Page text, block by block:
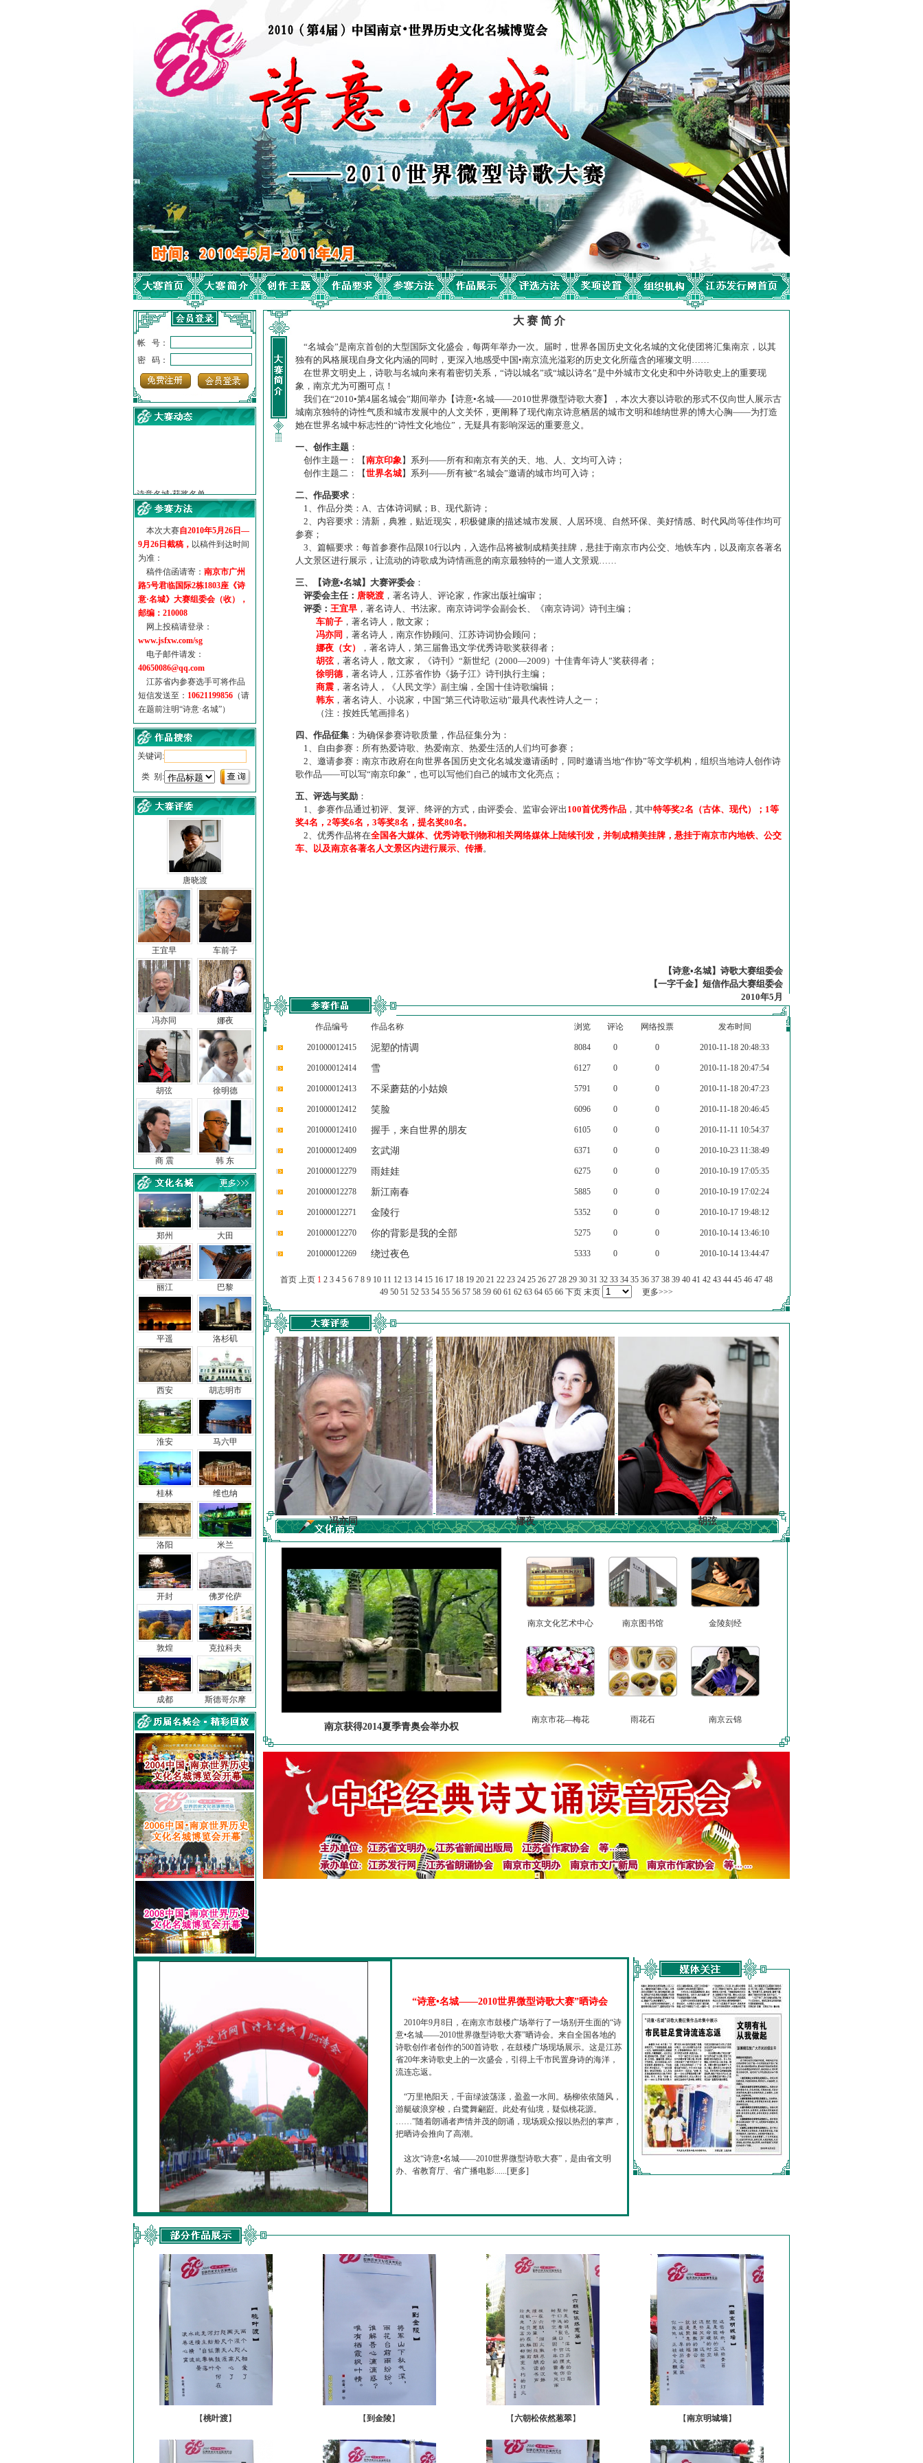
帐 号：
密 码：
·诗意名城·地铁时间
地铁完美呈现【诗意·名城...
参赛作品多达5000多首
“诗意·名城”晒诗会
特别通知--致广大诗词爱好...
本次大赛自2010年5月26日—
9月26日截稿， 以稿件到达时间
为准：
稿件信函请寄： 南京市广州
路5号君临国际2栋1803座《诗
意·名城》大赛组委会（收），
邮编：210008
网上投稿请登录：
www.jsfxw.com/sg
电子邮件请发：
40650086@qq.com
江苏省内参赛选手可将作品
短信发送至： 10621199856 （请
在题前注明“诗意·名城”）
关键词:
类 别:
唐晓渡
王宜早 车前子
冯亦同 娜夜
胡弦 徐明德
商 震 韩 东
郑州
丽江
平遥
西安
淮安
桂林
洛阳
开封
敦煌
成都
大田
巴黎
洛杉矶
胡志明市
马六甲
维也纳
米兰
佛罗伦萨
克拉科夫
斯德哥尔摩
大 赛 简 介
“名城会”是南京首创的大型国际文化盛会，每两年举办一次。届时，世界各国历史文化名城的文化使团将汇集南京，以其
独有的风格展现自身文化内涵的同时，更深入地感受中国•南京流光溢彩的历史文化所蕴含的璀璨文明……
在世界文明史上，诗歌与名城向来有着密切关系，“诗以城名”或“城以诗名”是中外城市文化史和中外诗歌史上的重要现
象，南京尤为可圈可点！
我们在“2010•第4届名城会”期间举办【诗意•名城——2010世界微型诗歌大赛】，本次大赛以诗歌的形式不仅向世人展示古
城南京独特的诗性气质和城市发展中的人文关怀，更阐释了现代南京诗意栖居的城市文明和雄纳世界的博大心胸——为打造
她在世界名城中标志性的“诗性文化地位”，无疑具有影响深远的重要意义。
一、创作主题 ：
创作主题一：【南京印象】系列——所有和南京有关的天、地、人、文均可入诗；
创作主题二：【世界名城】系列——所有被“名城会”邀请的城市均可入诗；
二、作品要求 ：
1、作品分类：A、古体诗词赋；B、现代新诗；
2、内容要求：清新，典雅，贴近现实，积极健康的描述城市发展、人居环境、自然环保、美好情感、时代风尚等佳作均可
参赛；
3、篇幅要求：每首参赛作品限10行以内，入选作品将被制成精美挂牌，悬挂于南京市内公交、地铁车内，以及南京各著名
人文景区进行展示，让流动的诗歌成为诗情画意的南京最独特的一道人文景观……
三、【诗意•名城】大赛评委会 ：
评委会主任： 唐晓渡 ，著名诗人、评论家，作家出版社编审；
评委： 王宜早 ，著名诗人、书法家。南京诗词学会副会长、《南京诗词》诗刊主编；
车前子 ，著名诗人，散文家；
冯亦同 ，著名诗人，南京作协顾问、江苏诗词协会顾问；
娜夜（女）
，著名诗人，第三届鲁迅文学优秀诗歌奖获得者；
胡弦，著名诗人，散文家，《诗刊》“新世纪（2000—2009）十佳青年诗人”奖获得者；
徐明德，著名诗人，江苏省作协《扬子江》诗刊执行主编；
商震 ，著名诗人，《人民文学》副主编，全国十佳诗歌编辑；
韩东 ，著名诗人、小说家，中国“第三代诗歌运动”最具代表性诗人之一；
（注：按姓氏笔画排名）
四、作品征集 ：为确保参赛诗歌质量，作品征集分为：
1、自由参赛：所有热爱诗歌、热爱南京、热爱生活的人们均可参赛；
2、邀请参赛：南京市政府在向世界各国历史文化名城发邀请函时，同时邀请当地“作协”等文学机构，组织当地诗人创作诗
歌作品——可以写“南京印象”，也可以写他们自己的城市文化亮点；
五、评选与奖励 ：
1、参赛作品通过初评、复评、终评的方式，由评委会、监审会评出 100首优秀作品 ，其中特等奖2名（古体、现代）；1等
奖4名，2等奖6名，3等奖8名，提名奖80名。
2、优秀作品将在全国各大媒体、优秀诗歌刊物和相关网络媒体上陆续刊发，并制成精美挂牌，悬挂于南京市内地铁、公交
车、以及南京各著名人文景区内进行展示、传播。
【诗意•名城】诗歌大赛组委会
【一字千金】短信作品大赛组委会
2010年5月
作品编号 作品名称 浏览 评论 网络投票 发布时间
201000012415 泥塑的情调 8084 0 0 2010-11-18 20:48:33
201000012414 雪 6127 0 0 2010-11-18 20:47:54
201000012413 不采蘑菇的小姑娘 5791 0 0 2010-11-18 20:47:23
201000012412 笑脸 6096 0 0 2010-11-18 20:46:45
201000012410 握手，来自世界的朋友 6105 0 0 2010-11-11 10:54:37
201000012409 玄武湖 6371 0 0 2010-10-23 11:38:49
201000012279 雨娃娃 6275 0 0 2010-10-19 17:05:35
201000012278 新江南春 5885 0 0 2010-10-19 17:02:24
201000012271 金陵行 5352 0 0 2010-10-17 19:48:12
201000012270 你的背影是我的全部 5275 0 0 2010-10-14 13:46:10
201000012269 绕过夜色 5333 0 0 2010-10-14 13:44:47
首页 上页 1 2 3 4 5 6 7 8 9 10 11 12 13 14 15 16 17 18 19 20 21 22 23 24 25 26 27 28 29 30 31 32 33 34 35 36 37 38 39 40 41 42 43 44 45 46 47 48
49 50 51 52 53 54 55 56 57 58 59 60 61 62 63 64 65 66 下页 末页 更多>>>
冯亦同 娜夜 胡弦
南京文化艺术中心 南京图书馆 金陵刻经
南京市花—梅花 雨花石 南京云锦
南京获得2014夏季青奥会举办权
“诗意•名城——2010世界微型诗歌大赛”晒诗会
2010年9月8日，在南京市鼓楼广场举行了一场别开生面的“诗
意•名城——2010世界微型诗歌大赛”晒诗会。来自全国各地的
诗歌创作者创作的500首诗歌，在鼓楼广场现场展示。这是江苏
省20年来诗歌史上的一次盛会，引得上千市民置身诗的海洋，
流连忘返。
“万里艳阳天，千亩绿波荡漾，盈盈一水间。杨柳依依随风，
游艇破浪穿梭，白鹭舞翩跹。此处有仙境，疑似桃花源。
……”随着朗诵者声情并茂的朗诵，现场观众报以热烈的掌声，
把晒诗会推向了高潮。
这次“诗意•名城——2010世界微型诗歌大赛”，是由省文明
办、省教育厅、省广播电影......[更多]
【桃叶渡】 【到金陵】 【六朝松依然葱翠】 【南京明城墙】